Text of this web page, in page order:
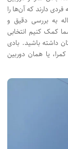
دارند که آن‌ها را
به بررسی دقیق و
کمک کنیم انتخابی
داشته باشید. بادی
یا همان دوربین